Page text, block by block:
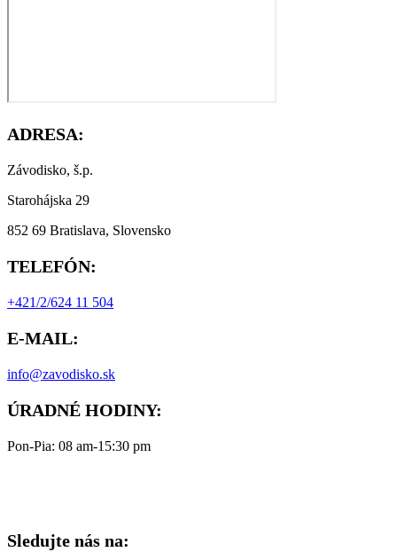
ADRESA:
Závodisko, š.p.
Starohájska 29
852 69 Bratislava, Slovensko
TELEFÓN:
+421/2/624 11 504
E-MAIL:
info@zavodisko.sk
ÚRADNÉ HODINY:
Pon-Pia: 08 am-15:30 pm
Sledujte nás na: